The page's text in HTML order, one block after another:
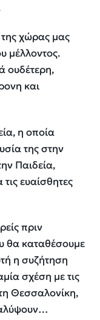
χώρας μας
μέλλοντος.
ουδέτερη,
και
η οποία
της στην
Παιδεία,
τις ευαίσθητες
πριν
θα καταθέσουμε
η συζήτηση
σχέση με τις
Θεσσαλονίκη,